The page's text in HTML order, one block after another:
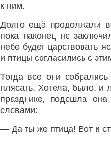
к ним.
Долго ещё продолжали
пока наконец не
небе будет царствовать
и птицы согласились с
Тогда все они
плясать. Хотела, было, и
празднике, подошла
словами:
— Да ты же птица! Вот и